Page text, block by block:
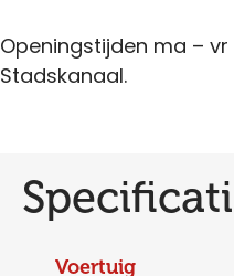
Openingstijden ma – vr
Stadskanaal.
Voertuig